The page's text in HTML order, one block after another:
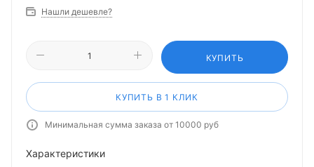
Нашли дешевле?
КУПИТЬ
КУПИТЬ В 1 КЛИК
Минимальная сумма заказа от 10000 руб
Характеристики